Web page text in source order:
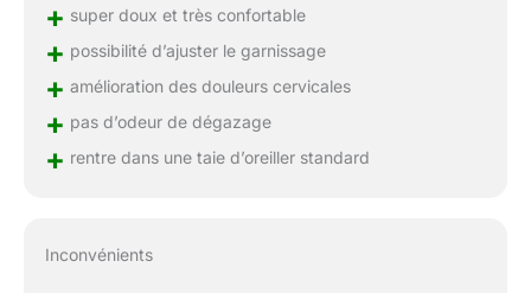
+ super doux et très confortable
+ possibilité d’ajuster le garnissage
+ amélioration des douleurs cervicales
+ pas d’odeur de dégazage
+ rentre dans une taie d’oreiller standard
Inconvénients